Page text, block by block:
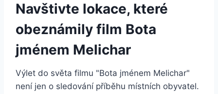
Navštivte lokace, které
obeznámily film ‍Bota
jménem Melichar
Výlet do světa filmu "Bota jménem⁤ Melichar"
není jen o⁤ sledování příběhu místních obyvatel.